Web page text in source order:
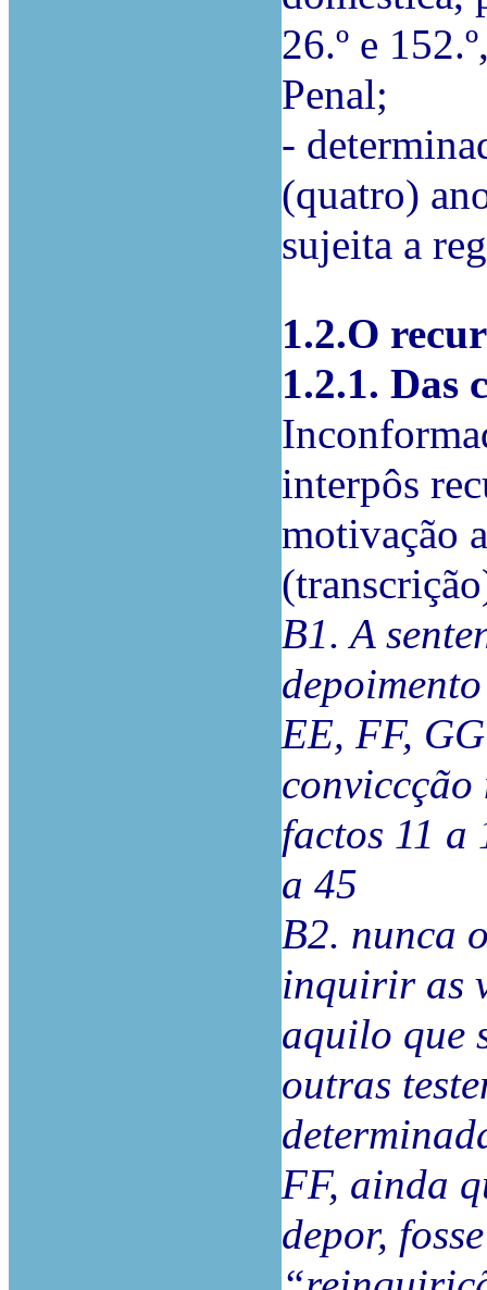
26.º e
Penal;
-
(quatro)
sujeita a
1.2.O
1.2.1. Das
interpôs
motivação
B1. A
EE, FF,
conviccção
factos 11 a
a 45
B2. nunca
inquirir as
aquilo que
outras
FF, ainda
depor,